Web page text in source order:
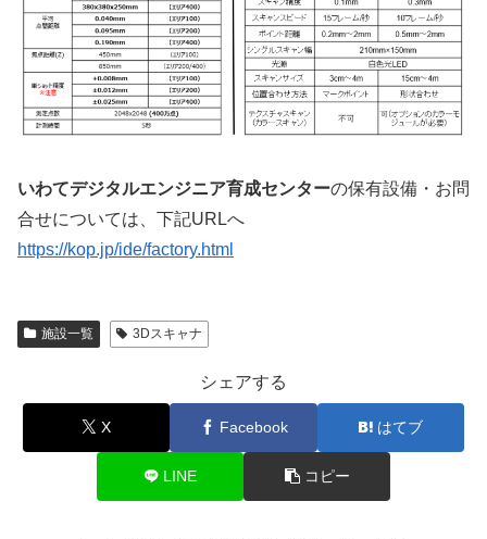
いわてデジタルエンジニア育成センターの保有設備・お問
合せについては、下記URLへ
https://kop.jp/ide/factory.html
施設一覧 3Dスキャナ
シェアする
X Facebook はてブ
LINE コピー